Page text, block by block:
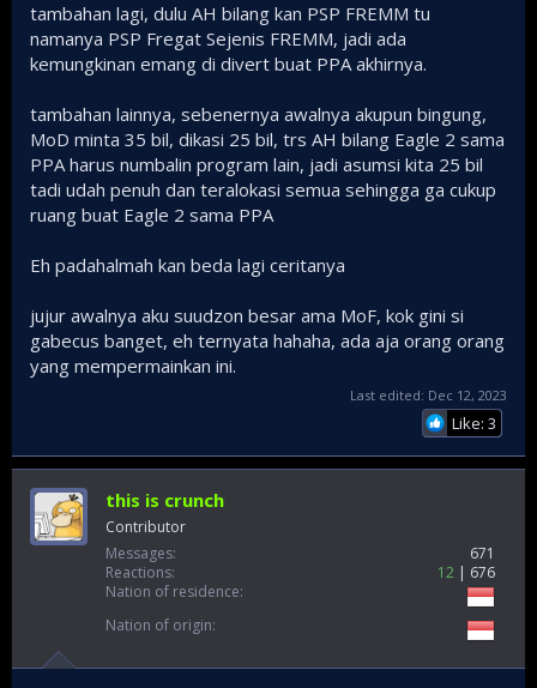
Pada tahun 2021, PSP terbit dua kali, yaitu pertama sebesar
US$ 5,8 miliar dan kedua senilai US$ 1,8 miliar. Dengan
terbitnya PSP 2021, khususnya PSP pertama, Kemenhan
tempur Rafale, pesawat angkut A400M, radar Ground
Control Interceptor GM403 dan rudal pertahanan udara
jarak sedang
Pada tahun anggaran 2022, Menteri Keuangan kembali
menerbitkan PSP sebanyak tiga kali dan hal ini merupakan
bernilai US$ 805 juta yang mayoritas diperuntukkan bagi
Angkatan Laut yang akan dilaksanakan di dalam negeri.
Penerbitan PSP kedua sejumlah US$ 4,4 miliar menjadi
lebih menarik karena di dalamnya terdapat pembiayaan
lanjutan untuk pesawat tempur Rafale.
Sedangkan pada penerbitan PSP ketiga sebesar US$ 1,5
beserta amunisinya dari Turki untuk TNI Angkatan Darat,
TNI Angkatan Laut dan TNI Angkatan Udara, selain
pembelian CN235 dan N219 untuk TNI Angkatan Darat.
Tidak semua kegiatan dalam DRPPLN/DKK 2021 yang
diajukan oleh Kementerian PPN/Bappenas dapat dipenuhi
oleh Menteri Keuangan lewat penerbitan PSP 2021.
Namun, sebagian kegiatan DRPPLN/DKK 2021 diakomodasi
oleh Menteri Keuangan pada penerbitan dua PSP pertama
tambahan lagi, dulu AH bilang kan PSP FREMM tu
namanya PSP Fregat Sejenis FREMM, jadi ada
kemungkinan emang di divert buat PPA akhirnya.
tambahan lainnya, sebenernya awalnya akupun bingung,
MoD minta 35 bil, dikasi 25 bil, trs AH bilang Eagle 2 sama
PPA harus numbalin program lain, jadi asumsi kita 25 bil
tadi udah penuh dan teralokasi semua sehingga ga cukup
ruang buat Eagle 2 sama PPA
Eh padahalmah kan beda lagi ceritanya
jujur awalnya aku suudzon besar ama MoF, kok gini si
gabecus banget, eh ternyata hahaha, ada aja orang orang
yang mempermainkan ini.
Last edited: Dec 12, 2023
Like: 3
this is crunch
Contributor
Messages
671
Reactions
12
676
Nation of residence
Nation of origin